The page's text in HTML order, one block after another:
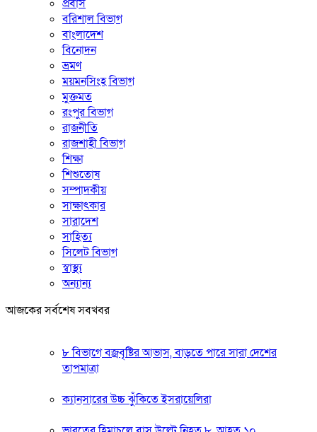
প্রবাস
বরিশাল বিভাগ
বাংলাদেশ
বিনোদন
ভ্রমণ
ময়মনসিংহ বিভাগ
মুক্তমত
রংপুর বিভাগ
রাজনীতি
রাজশাহী বিভাগ
শিক্ষা
শিশুতোষ
সম্পাদকীয়
সাক্ষাৎকার
সারাদেশ
সাহিত্য
সিলেট বিভাগ
স্বাস্থ্য
অন্যান্য
আজকের সর্বশেষ সবখবর
৮ বিভাগে বজ্রবৃষ্টির আভাস, বাড়তে পারে সারা দেশের
তাপমাত্রা
ক্যানসারের উচ্চ ঝুঁকিতে ইসরায়েলিরা